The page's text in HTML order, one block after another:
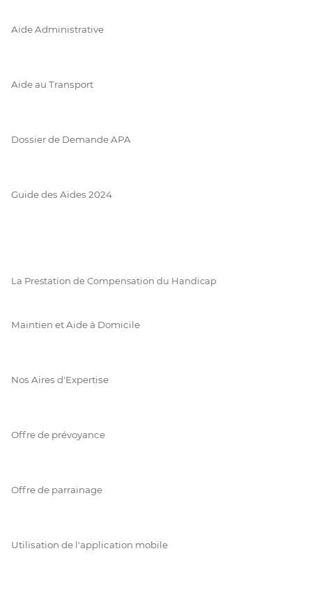
Aide Administrative
Aide au Transport
Dossier de Demande APA
Guide des Aides 2024
La Prestation de Compensation du Handicap
Maintien et Aide à Domicile
Nos Aires d'Expertise
Offre de prévoyance
Offre de parrainage
Utilisation de l'application mobile